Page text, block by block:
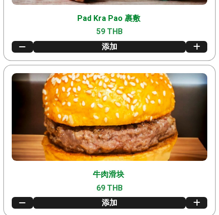
Pad Kra Pao 裹敷
59 THB
添加
牛肉滑块
69 THB
添加